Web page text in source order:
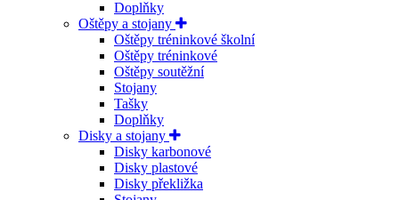
Doplňky
Oštěpy a stojany
Oštěpy tréninkové školní
Oštěpy tréninkové
Oštěpy soutěžní
Stojany
Tašky
Doplňky
Disky a stojany
Disky karbonové
Disky plastové
Disky překližka